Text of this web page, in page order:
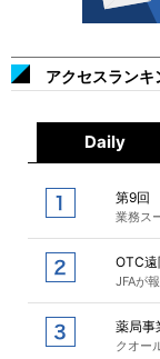
アクセスランキ
Daily
第9回
業務ス
OTC遠
JFAが
薬局事
クオー